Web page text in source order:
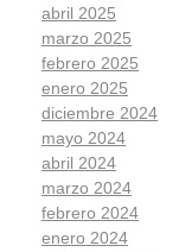
abril 2025
marzo 2025
febrero 2025
enero 2025
diciembre 2024
mayo 2024
abril 2024
marzo 2024
febrero 2024
enero 2024